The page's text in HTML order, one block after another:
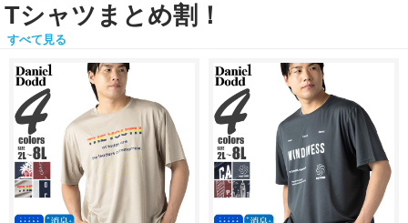
Tシャツまとめ割！
すべて見る